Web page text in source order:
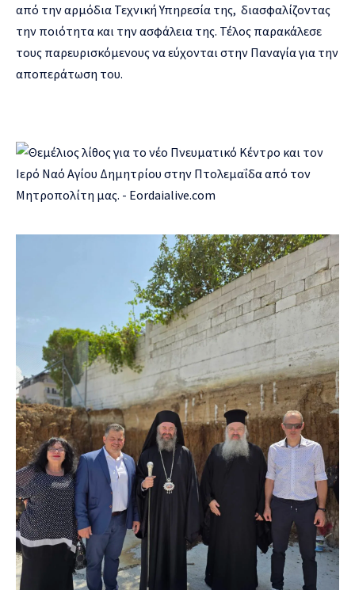
από την αρμόδια Τεχνική Υπηρεσία της, διασφαλίζοντας
την ποιότητα και την ασφάλεια της. Τέλος παρακάλεσε
τους παρευρισκόμενους να εύχονται στην Παναγία για την
αποπεράτωση του.